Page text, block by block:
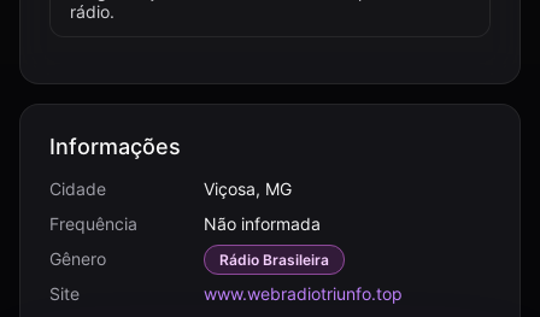
rádio.
Informações
Cidade
Viçosa, MG
Frequência
Não informada
Gênero
Rádio Brasileira
Site
www.webradiotriunfo.top